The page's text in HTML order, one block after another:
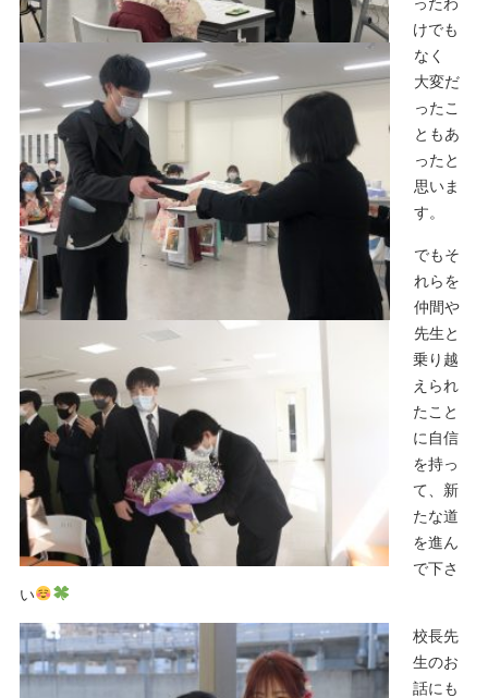
けでも
なく
大変だ
ったこ
ともあ
ったと
思いま
す。
でもそ
れらを
仲間や
先生と
乗り越
えられ
たこと
に自信
を持っ
て、新
たな道
を進ん
で下さ
い
校長先
生のお
話にも